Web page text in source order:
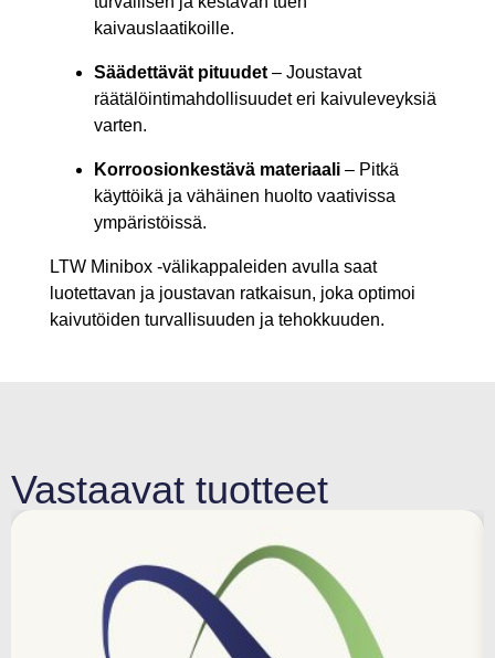
kaivauslaatikoille.
Säädettävät pituudet – Joustavat
räätälöintimahdollisuudet eri kaivuleveyksiä
varten.
Korroosionkestävä materiaali – Pitkä
käyttöikä ja vähäinen huolto vaativissa
ympäristöissä.
LTW Minibox -välikappaleiden avulla saat
luotettavan ja joustavan ratkaisun, joka optimoi
kaivutöiden turvallisuuden ja tehokkuuden.
Vastaavat tuotteet